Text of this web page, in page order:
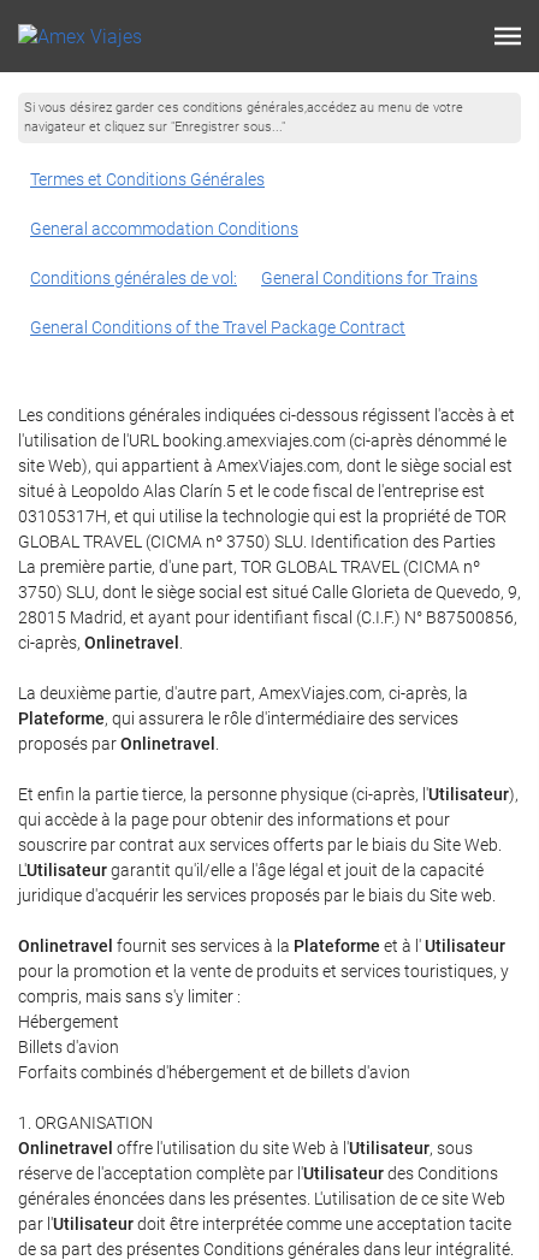
Si vous désirez garder ces conditions générales,accédez au menu de votre
navigateur et cliquez sur "Enregistrer sous..."
Termes et Conditions Générales
General accommodation Conditions
Conditions générales de vol: General Conditions for Trains
General Conditions of the Travel Package Contract
Les conditions générales indiquées ci-dessous régissent l'accès à et
l'utilisation de l'URL booking.amexviajes.com (ci-après dénommé le
site Web), qui appartient à AmexViajes.com, dont le siège social est
situé à Leopoldo Alas Clarín 5 et le code fiscal de l'entreprise est
03105317H, et qui utilise la technologie qui est la propriété de TOR
GLOBAL TRAVEL (CICMA nº 3750) SLU. Identification des Parties
La première partie, d'une part, TOR GLOBAL TRAVEL (CICMA nº
3750) SLU, dont le siège social est situé Calle Glorieta de Quevedo, 9,
28015 Madrid, et ayant pour identifiant fiscal (C.I.F.) N° B87500856,
ci-après, Onlinetravel
La deuxième partie, d'autre part, AmexViajes.com, ci-après, la
Plateforme, qui assurera le rôle d'intermédiaire des services
proposés parOnlinetravel
Et enfin la partie tierce, la personne physique (ci-après, l'Utilisateur),
qui accède à la page pour obtenir des informations et pour
souscrire par contrat aux services offerts par le biais du Site Web.
L'Utilisateurgarantit qu'il/elle a l'âge légal et jouit de la capacité
juridique d'acquérir les services proposés par le biais du Site web.
Onlinetravel fournit ses services à la Plateforme et à l'Utilisateur
pour la promotion et la vente de produits et services touristiques, y
compris, mais sans s'y limiter :
Hébergement
Billets d'avion
Forfaits combinés d'hébergement et de billets d'avion
1. ORGANISATION
Onlinetravel offre l'utilisation du site Web à l'Utilisateur, sous
réserve de l'acceptation complète par l'Utilisateurdes Conditions
générales énoncées dans les présentes. L'utilisation de ce site Web
par l'Utilisateurdoit être interprétée comme une acceptation tacite
de sa part des présentes Conditions générales dans leur intégralité.